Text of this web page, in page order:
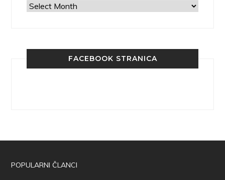
Arhiva
FACEBOOK STRANICA
POPULARNI ČLANCI